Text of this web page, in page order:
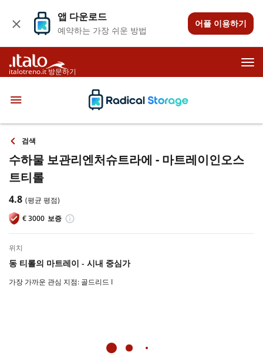
앱 다운로드
예약하는 가장 쉬운 방법
어플 이용하기
italotreno.it 방문하기
검색
수하물 보관리엔처슈트라에 - 마트레이인오스
트티롤
4.8 (평균 평점)
€3000 보증
위치
동 티롤의 마트레이 - 시내 중심가
가장 가까운 관심 지점: 골드리드 I